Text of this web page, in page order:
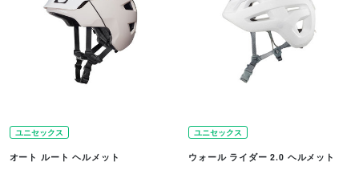
ユニセックス
オート ルート ヘルメット
ユニセックス
ウォール ライダー 2.0 ヘルメット